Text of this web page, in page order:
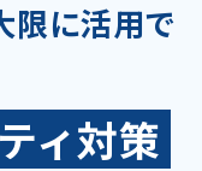
限に活用で
ィ対策